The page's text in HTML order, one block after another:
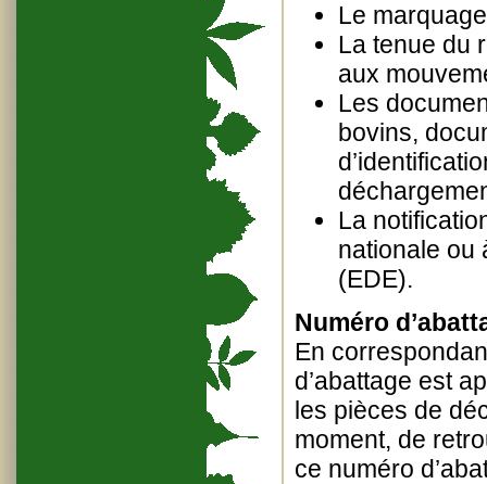
Le
La tenue du
aux
Les
bovins,
La
nationale ou
(EDE).
Numéro
En
d’abattage est
les pièces de
moment, de
ce numéro